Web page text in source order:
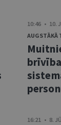
10:46 • 10.
AUGSTĀKĀ
16:21 • 8.